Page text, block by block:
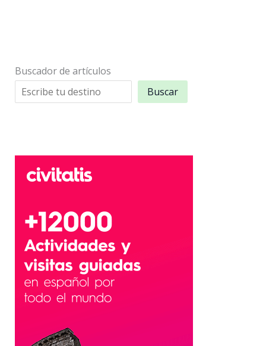
Buscador de artículos
Buscar